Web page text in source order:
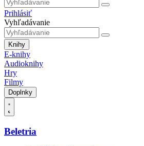
Prihlásiť
Vyhľadávanie
Knihy
E-knihy
Audioknihy
Hry
Filmy
Doplnky
Beletria